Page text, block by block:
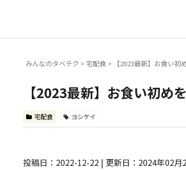
みんなのタベテク >宅配食 > 【2023最新】お食い
【2023最新】お食い初め
宅配食 ヨシケイ
投稿日：2022-12-22 | 更新日：2024年02月